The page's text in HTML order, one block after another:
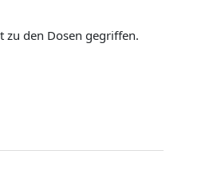
zu den Dosen gegriffen.